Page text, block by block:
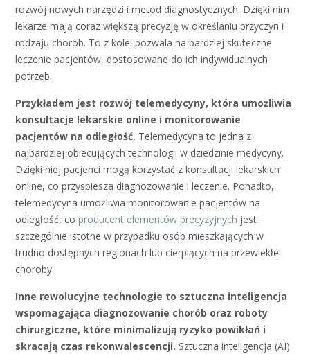
rozwój nowych narzędzi i metod diagnostycznych. Dzięki nim
lekarze mają coraz większą precyzję w określaniu przyczyn i
rodzaju chorób. To z kolei pozwala na bardziej skuteczne
leczenie pacjentów, dostosowane do ich indywidualnych
potrzeb.
Przykładem jest rozwój telemedycyny, która umożliwia
konsultacje lekarskie online i monitorowanie
pacjentów na odległość. Telemedycyna to jedna z
najbardziej obiecujących technologii w dziedzinie medycyny.
Dzięki niej pacjenci mogą korzystać z konsultacji lekarskich
online, co przyspiesza diagnozowanie i leczenie. Ponadto,
telemedycyna umożliwia monitorowanie pacjentów na
odległość, co producent elementów precyzyjnych jest
szczególnie istotne w przypadku osób mieszkających w
trudno dostępnych regionach lub cierpiących na przewlekłe
choroby.
Inne rewolucyjne technologie to sztuczna inteligencja
wspomagająca diagnozowanie chorób oraz roboty
chirurgiczne, które minimalizują ryzyko powikłań i
skracają czas rekonwalescencji. Sztuczna inteligencja (AI)